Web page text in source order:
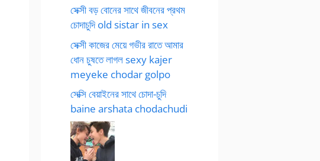
সেক্সী বড় বোনের সাথে জীবনের প্রথম
চোদাচুদি old sistar in sex
সেক্সী কাজের মেয়ে গভীর রাতে আমার
ধোন চুষতে লাগল sexy kajer
meyeke chodar golpo
সেক্সি বেয়াইনের সাথে চোদা-চুদি
baine arshata chodachudi